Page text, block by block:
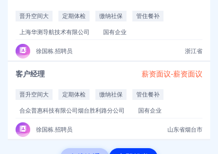
晋升空间大 定期体检 缴纳社保 管住餐补
上海华测导航技术有限公司 国有企业
徐国栋.招聘员 浙江省
客户经理 薪资面议-薪资面议
晋升空间大 定期体检 缴纳社保 管住餐补
合众普惠科技有限公司烟台胜利路分公司 国有企业
徐国栋.招聘员 山东省烟台市